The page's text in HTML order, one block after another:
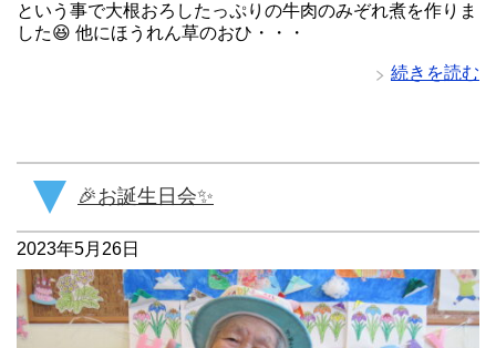
という事で大根おろしたっぷりの牛肉のみぞれ煮を作りま
した😆 他にほうれん草のおひ・・・
続きを読む
🎉お誕生日会✨
2023年5月26日